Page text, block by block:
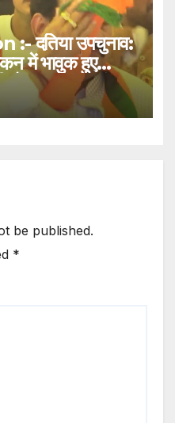
दतिया उपचुनाव:
में भावुक हुए
मोहन यादव ने संभाला
be published.
*